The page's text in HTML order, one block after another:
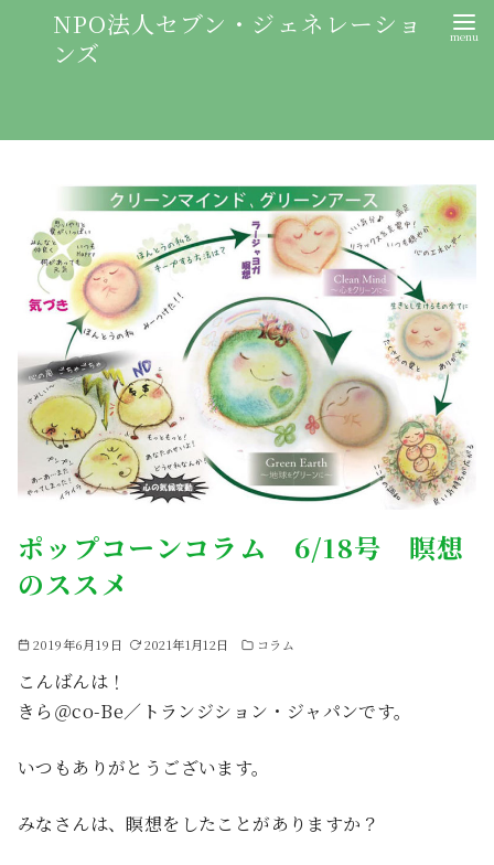
NPO法人セブン・ジェネレーショ
ンズ
ポップコーンコラム 6/18号 瞑想
のススメ
2019年6月19日 2021年1月12日 コラム
こんばんは！
きら＠co-Be／トランジション・ジャパンです。
いつもありがとうございます。
みなさんは、瞑想をしたことがありますか？